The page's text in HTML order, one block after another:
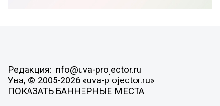
Редакция: info@uva-projector.ru
Ува, © 2005-2026 «uva-projector.ru»
ПОКАЗАТЬ БАННЕРНЫЕ МЕСТА